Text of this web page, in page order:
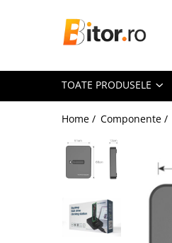
Toate Produsele
Laptop-uri Gaming
Sistem barebone
TOATE PRODUSELE
Home / Componente /